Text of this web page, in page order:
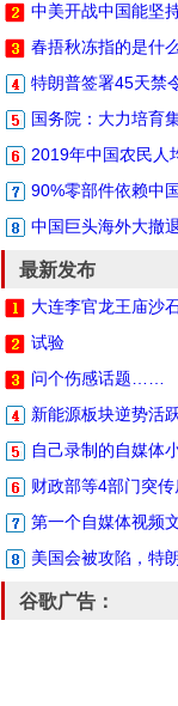
中美开战中国能坚
春捂秋冻指的是什
特朗普签署45天禁
国务院：大力培育
2019年中国农民人
90%零部件依赖中
中国巨头海外大撤
最新发布
大连李官龙王庙沙
试验
问个伤感话题……
新能源板块逆势活
自己录制的自媒体
财政部等4部门突
第一个自媒体视频
美国会被攻陷，特
谷歌广告：